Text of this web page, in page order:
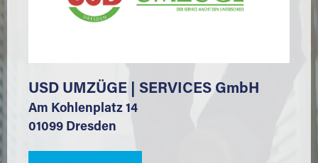
USD UMZÜGE | SERVICES GmbH
Am Kohlenplatz 14
01099 Dresden